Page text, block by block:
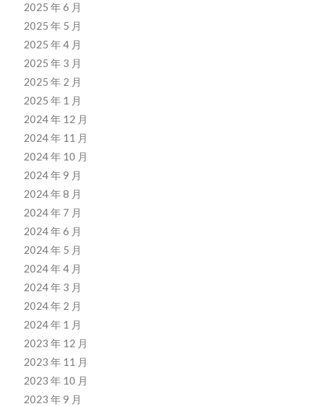
2025 年 6 月
2025 年 5 月
2025 年 4 月
2025 年 3 月
2025 年 2 月
2025 年 1 月
2024 年 12 月
2024 年 11 月
2024 年 10 月
2024 年 9 月
2024 年 8 月
2024 年 7 月
2024 年 6 月
2024 年 5 月
2024 年 4 月
2024 年 3 月
2024 年 2 月
2024 年 1 月
2023 年 12 月
2023 年 11 月
2023 年 10 月
2023 年 9 月